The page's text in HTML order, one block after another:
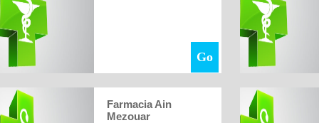
Go
Farmacia Ain
Mezouar